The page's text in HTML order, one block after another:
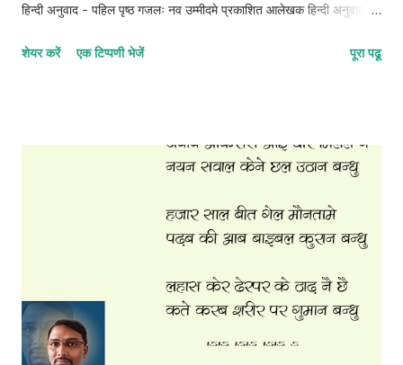
हिन्दी अनुवाद - पहिल पृष्ठ गजलः नव उम्मीदमे प्रकाशित आलेखक हिन्दी अनुवाद -
शेयर करें एक टिप्पणी भेजें पूरा पढू